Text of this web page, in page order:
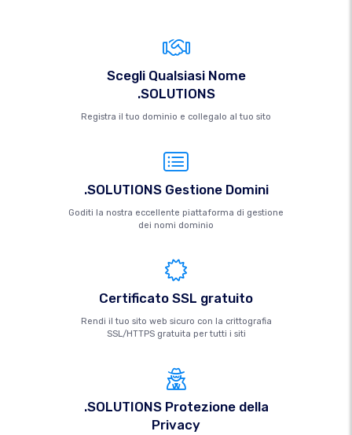
Scegli Qualsiasi Nome
.SOLUTIONS
Registra il tuo dominio e collegalo al tuo sito
.SOLUTIONS Gestione Domini
Goditi la nostra eccellente piattaforma di gestione
dei nomi dominio
Certificato SSL gratuito
Rendi il tuo sito web sicuro con la crittografia
SSL/HTTPS gratuita per tutti i siti
.SOLUTIONS Protezione della
Privacy